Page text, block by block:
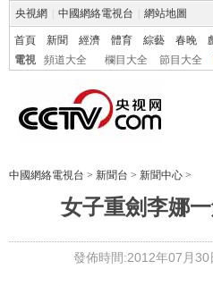
央視網 中國網絡電視台 網站地圖
首頁 新聞 經濟 體育 綜藝 春晚
電視
頻道大全 欄目大全 節目大全
中國網絡電視台 > 新聞台 > 新聞中心 >
女子重劍李娜
發佈時間:2012年07月30